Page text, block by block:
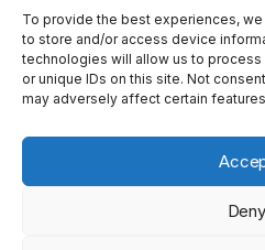
To provide the best experiences,
to store and/or access device
technologies will allow us to
or unique IDs on this site. Not
may adversely affect certain
Deny